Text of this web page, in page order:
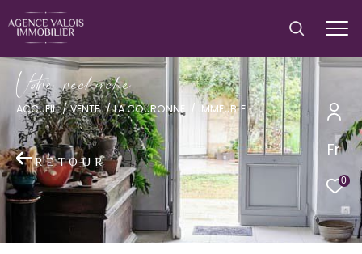
Fr
0
Vore recece
ACCUEIL VENTE LA COURONNE IMMEUBLE
RETOUR